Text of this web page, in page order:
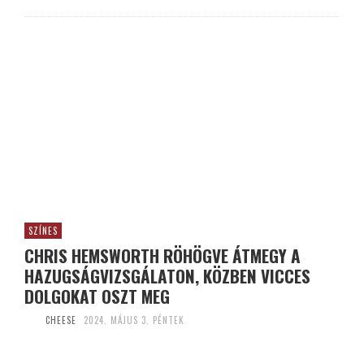
SZÍNES
CHRIS HEMSWORTH RÖHÖGVE ÁTMEGY A
HAZUGSÁGVIZSGÁLATON, KÖZBEN VICCES
DOLGOKAT OSZT MEG
CHEESE 2024. MÁJUS 3. PÉNTEK